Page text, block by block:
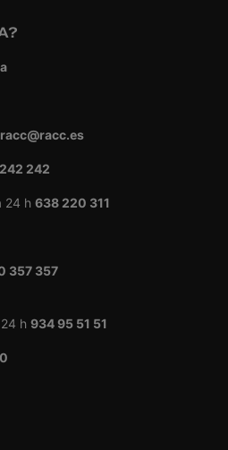
242
24 h 638 220 311
357 357
h 934 95 51 51